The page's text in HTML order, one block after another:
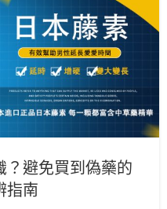
？避免買到偽藥的
指南